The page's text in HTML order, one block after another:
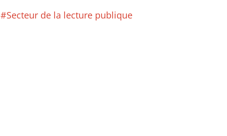
#Secteur de la lecture publique